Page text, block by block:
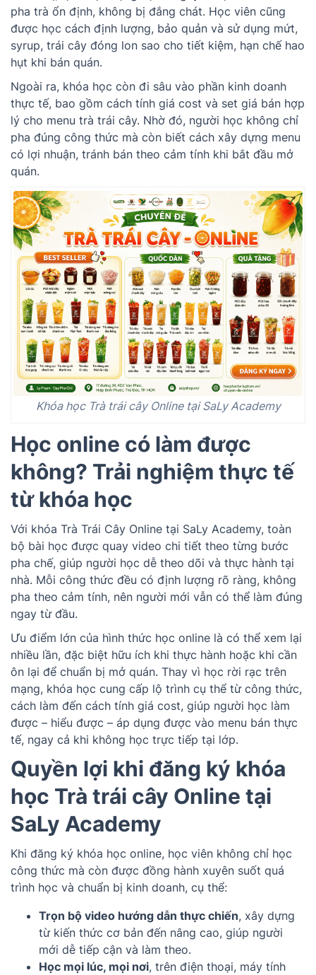
pha trà ổn định, không bị đắng chát. Học viên cũng
được học cách định lượng, bảo quản và sử dụng mứt,
syrup, trái cây đóng lon sao cho tiết kiệm, hạn chế hao
hụt khi bán quán.
Ngoài ra, khóa học còn đi sâu vào phần kinh doanh
thực tế, bao gồm cách tính giá cost và set giá bán hợp
lý cho menu trà trái cây. Nhờ đó, người học không chỉ
pha đúng công thức mà còn biết cách xây dựng menu
có lợi nhuận, tránh bán theo cảm tính khi bắt đầu mở
quán.
Khóa học Trà trái cây Online tại SaLy Academy
Học online có làm được
không? Trải nghiệm thực tế
từ khóa học
Với khóa Trà Trái Cây Online tại SaLy Academy, toàn
bộ bài học được quay video chi tiết theo từng bước
pha chế, giúp người học dễ theo dõi và thực hành tại
nhà. Mỗi công thức đều có định lượng rõ ràng, không
pha theo cảm tính, nên người mới vẫn có thể làm đúng
ngay từ đầu.
Ưu điểm lớn của hình thức học online là có thể xem lại
nhiều lần, đặc biệt hữu ích khi thực hành hoặc khi cần
ôn lại để chuẩn bị mở quán. Thay vì học rời rạc trên
mạng, khóa học cung cấp lộ trình cụ thể từ công thức,
cách làm đến cách tính giá cost, giúp người học làm
được – hiểu được – áp dụng được vào menu bán thực
tế, ngay cả khi không học trực tiếp tại lớp.
Quyền lợi khi đăng ký khóa
học Trà trái cây Online tại
SaLy Academy
Khi đăng ký khóa học online, học viên không chỉ học
công thức mà còn được đồng hành xuyên suốt quá
trình học và chuẩn bị kinh doanh, cụ thể:
Trọn bộ video hướng dẫn thực chiến, xây dựng
từ kiến thức cơ bản đến nâng cao, giúp người
mới dễ tiếp cận và làm theo.
Học mọi lúc, mọi nơi, trên điện thoại, máy tính